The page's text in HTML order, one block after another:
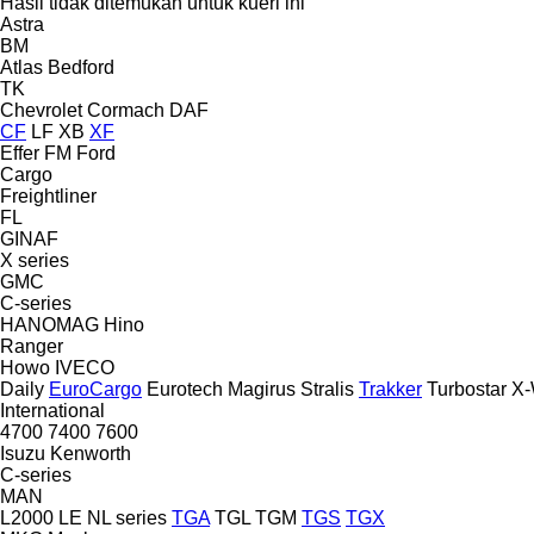
Astra
BM
Atlas Bedford
TK
Chevrolet Cormach DAF
CF LF XB XF
Effer FM Ford
Cargo
Freightliner
FL
GINAF
X series
GMC
C-series
HANOMAG Hino
Ranger
Howo IVECO
Daily EuroCargo Eurotech Magirus Stralis Trakker Turbostar
International
4700 7400 7600
Isuzu Kenworth
C-series
MAN
L2000 LE NL series TGA TGL TGM TGS TGX